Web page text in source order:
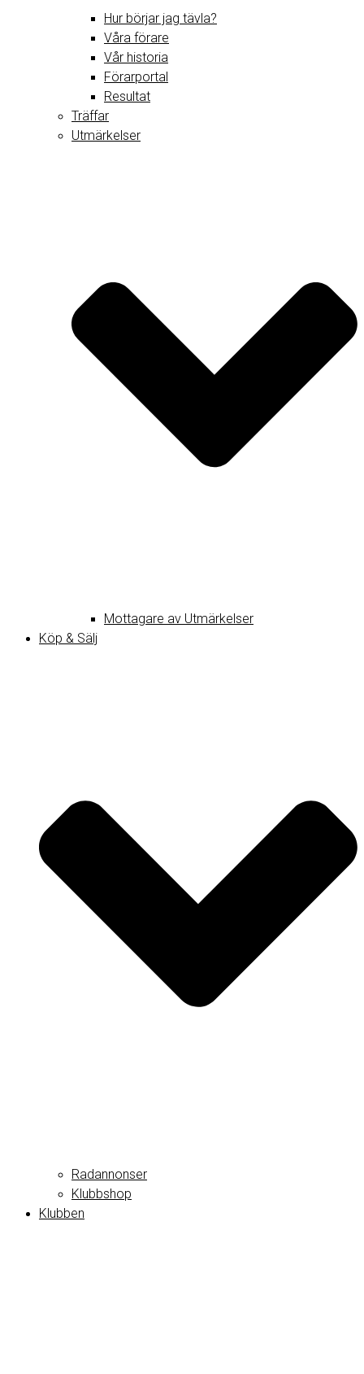
Hur börjar jag tävla?
Våra förare
Vår historia
Förarportal
Resultat
Träffar
Utmärkelser
Mottagare av Utmärkelser
Köp & Sälj
Radannonser
Klubbshop
Klubben